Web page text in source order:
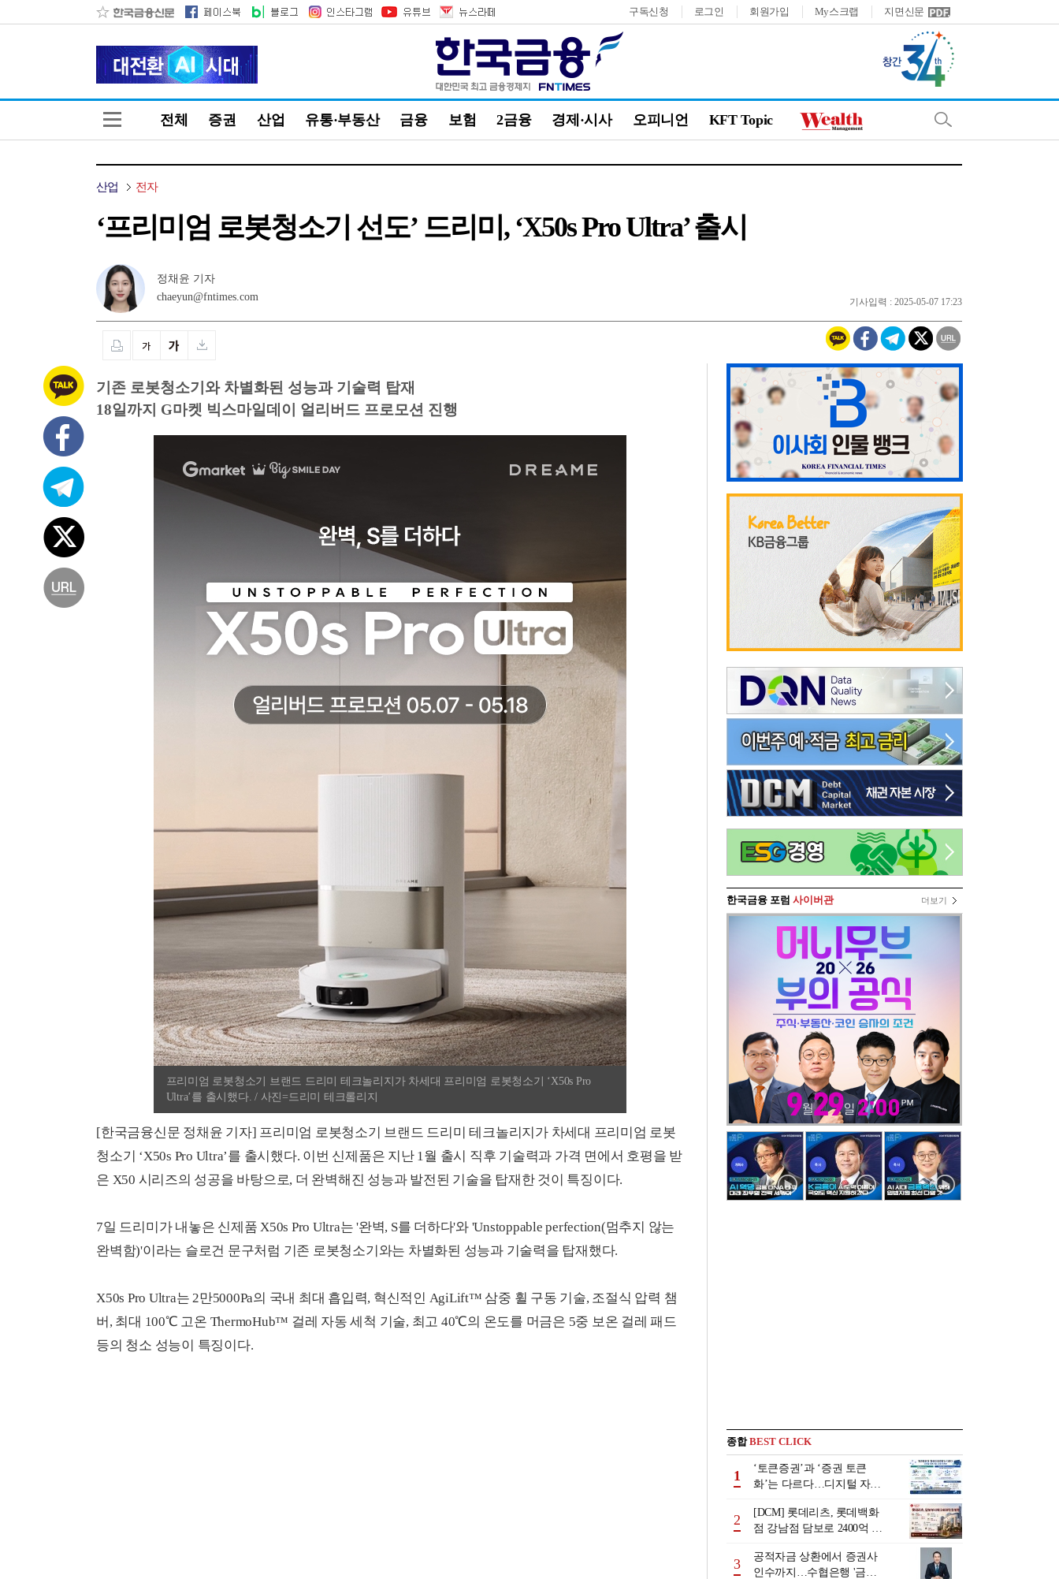
구독신청 로그인 회원가입 My스크랩 지면신문
전체 증권 산업 유통·부동산 금융 보험 2금융 경제·시사 오피니언 KFT Topic
산업 전자
‘프리미엄 로봇청소기 선도’ 드리미, ‘X50s Pro Ultra’ 출시
정채윤 기자
chaeyun@fntimes.com
기사입력 : 2025-05-07 17:23
기존 로봇청소기와 차별화된 성능과 기술력 탑재
18일까지 G마켓 빅스마일데이 얼리버드 프로모션 진행
프리미엄 로봇청소기 브랜드 드리미 테크놀리지가 차세대 프리미엄 로봇청소기 ‘X50s Pro
Ultra’를 출시했다. / 사진=드리미 테크롤리지
[한국금융신문 정채윤 기자] 프리미엄 로봇청소기 브랜드 드리미 테크놀리지가 차세대 프리미엄 로봇
청소기 ‘X50s Pro Ultra’를 출시했다. 이번 신제품은 지난 1월 출시 직후 기술력과 가격 면에서 호평을 받
은 X50 시리즈의 성공을 바탕으로, 더 완벽해진 성능과 발전된 기술을 탑재한 것이 특징이다.
7일 드리미가 내놓은 신제품 X50s Pro Ultra는 '완벽, S를 더하다'와 'Unstoppable perfection(멈추지 않는
완벽함)'이라는 슬로건 문구처럼 기존 로봇청소기와는 차별화된 성능과 기술력을 탑재했다.
X50s Pro Ultra는 2만5000Pa의 국내 최대 흡입력, 혁신적인 AgiLift™ 삼중 휠 구동 기술, 조절식 압력 챔
버, 최대 100℃ 고온 ThermoHub™ 걸레 자동 세척 기술, 최고 40℃의 온도를 머금은 5중 보온 걸레 패드
등의 청소 성능이 특징이다.
한국금융 포럼 사이버관 더보기
종합BEST CLICK
1
‘토큰증권’과 ‘증권 토큰
화’는 다르다…디지털 자본
2
[DCM] 롯데리츠, 롯데백화
점 강남점 담보로 2400억 조
3
공적자금 상환에서 증권사
인수까지…수협은행 '금융